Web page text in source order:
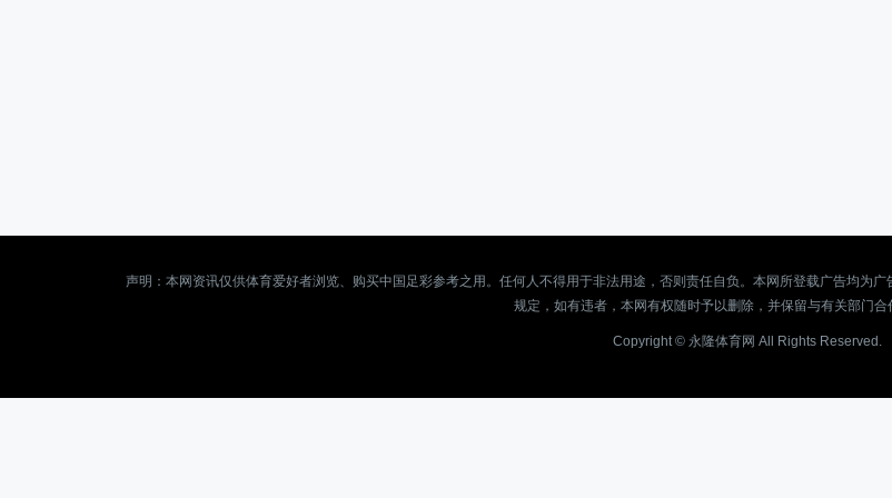
声明：本网资讯仅供体育爱好者浏览、购买中国足彩参考之用。任何人不得用于非法用途，否则责任自负。本网所登载广告均为
规定，如有违者，本网有权随时予以删除，并保留与有关部门合
Copyright © 永隆体育网 All Rights Reserved.